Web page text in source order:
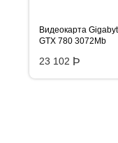
Видеокарта
GTX 780 3072Mb
23 102 Þ